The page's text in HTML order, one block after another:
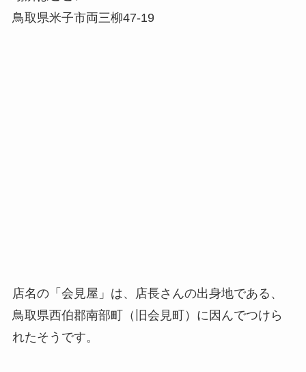
鳥取県米子市両三柳47-19
店名の「会見屋」は、店長さんの出身地である、
鳥取県西伯郡南部町（旧会見町）に因んでつけら
れたそうです。